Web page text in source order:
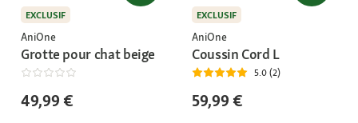
EXCLUSIF
AniOne
Grotte pour chat beige
49,99 €
EXCLUSIF
AniOne
Coussin Cord L
5.0 (2)
59,99 €